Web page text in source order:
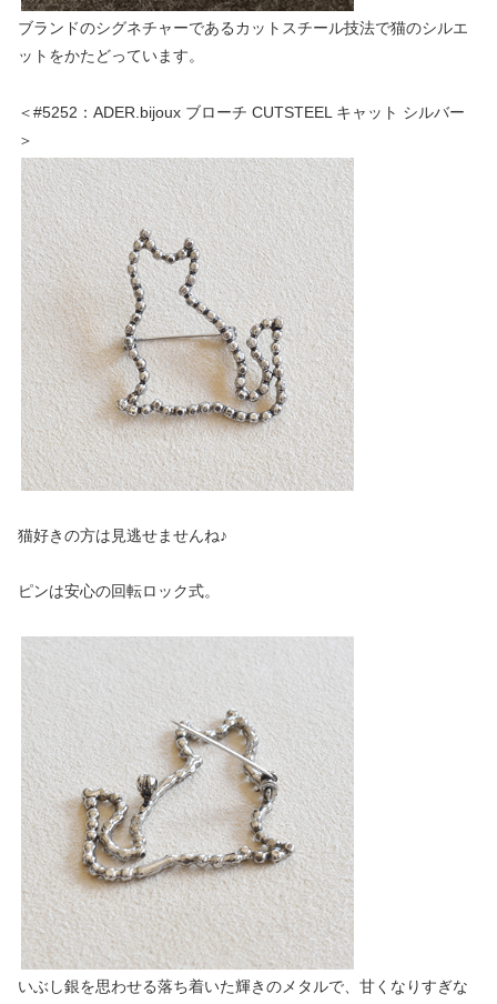
ブランドのシグネチャーであるカットスチール技法で猫のシルエ
ットをかたどっています。
＜#5252：ADER.bijoux ブローチ CUTSTEEL キャット シルバー
＞
猫好きの方は見逃せませんね♪
ピンは安心の回転ロック式。
いぶし銀を思わせる落ち着いた輝きのメタルで、甘くなりすぎな